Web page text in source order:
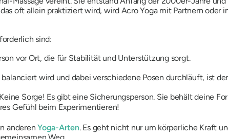
oft allein praktiziert wird, wird Acro Yoga mit Partnern oder
sind:
vor Ort, die für Stabilität und Unterstützung sorgt.
wird und dabei verschiedene Posen durchläuft, ist
Sorge! Es gibt eine Sicherungsperson. Sie behält deine
Gefühl beim Experimentieren!
anderenYoga-Arten. Es geht nicht nur um körperliche Kraft